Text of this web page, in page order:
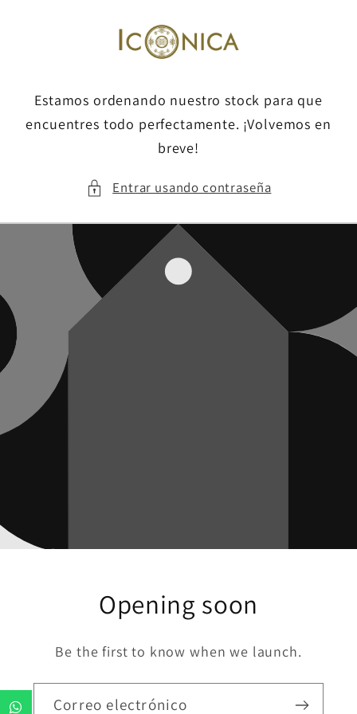
Estamos ordenando nuestro stock para que
encuentres todo perfectamente. ¡Volvemos en
breve!
Entrar usando contraseña
Opening soon
Be the first to know when we launch.
Correo electrónico